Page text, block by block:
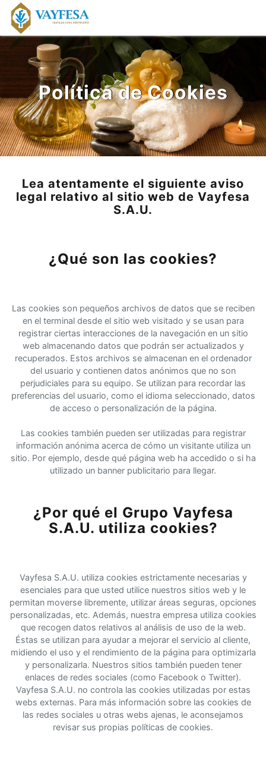
Política de Cookies
Lea atentamente el siguiente aviso
legal relativo al sitio web de Vayfesa
S.A.U.
¿Qué son las cookies?
Las cookies son pequeños archivos de datos que se reciben
en el terminal desde el sitio web visitado y se usan para
registrar ciertas interacciones de la navegación en un sitio
web almacenando datos que podrán ser actualizados y
recuperados. Estos archivos se almacenan en el ordenador
del usuario y contienen datos anónimos que no son
perjudiciales para su equipo. Se utilizan para recordar las
preferencias del usuario, como el idioma seleccionado, datos
de acceso o personalización de la página.
Las cookies también pueden ser utilizadas para registrar
información anónima acerca de cómo un visitante utiliza un
sitio. Por ejemplo, desde qué página web ha accedido o si ha
utilizado un banner publicitario para llegar.
¿Por qué el Grupo Vayfesa
S.A.U. utiliza cookies?
Vayfesa S.A.U. utiliza cookies estrictamente necesarias y
esenciales para que usted utilice nuestros sitios web y le
permitan moverse libremente, utilizar áreas seguras, opciones
personalizadas, etc. Además, nuestra empresa utiliza cookies
que recogen datos relativos al análisis de uso de la web.
Éstas se utilizan para ayudar a mejorar el servicio al cliente,
midiendo el uso y el rendimiento de la página para optimizarla
y personalizarla. Nuestros sitios también pueden tener
enlaces de redes sociales (como Facebook o Twitter).
Vayfesa S.A.U. no controla las cookies utilizadas por estas
webs externas. Para más información sobre las cookies de
las redes sociales u otras webs ajenas, le aconsejamos
revisar sus propias políticas de cookies.